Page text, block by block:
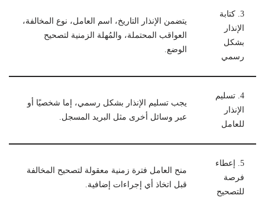
3. كتابة
الإنذار
بشكل
رسمي
يتضمن الإنذار التاريخ، اسم العامل، نوع المخالفة،
العواقب المحتملة، والمُهلة الزمنية لتصحيح
الوضع.
4. تسليم
الإنذار
للعامل
يجب تسليم الإنذار بشكل رسمي، إما شخصيًا أو
عبر وسائل أخرى مثل البريد المسجل.
5. إعطاء
فرصة
للتصحيح
منح العامل فترة زمنية معقولة لتصحيح المخالفة
قبل اتخاذ أي إجراءات إضافية.